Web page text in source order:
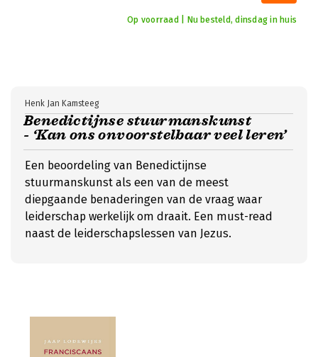
Op voorraad | Nu besteld, dinsdag in huis
Benedictijnse stuurmanskunst
- ‘Kan ons onvoorstelbaar veel leren’
Henk Jan Kamsteeg
Een beoordeling van Benedictijnse
stuurmanskunst als een van de meest
diepgaande benaderingen van de vraag waar
leiderschap werkelijk om draait. Een must-read
naast de leiderschapslessen van Jezus.